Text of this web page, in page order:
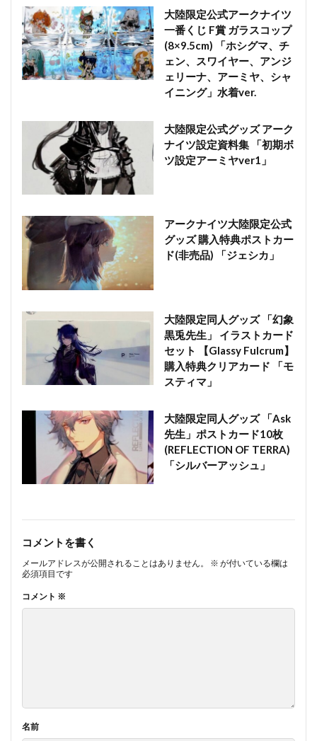
大陸限定公式アークナイツ
一番くじ F賞 ガラスコップ
(8×9.5cm) 「ホシグマ、チ
ェン、スワイヤー、アンジ
ェリーナ、アーミヤ、シャ
イニング」水着ver.
大陸限定公式グッズ アーク
ナイツ設定資料集 「初期ボ
ツ設定アーミヤver1」
アークナイツ大陸限定公式
グッズ 購入特典ポストカー
ド(非売品) 「ジェシカ」
大陸限定同人グッズ 「幻象
黒兎先生」 イラストカード
セット 【Glassy Fulcrum】
購入特典クリアカード 「モ
スティマ」
大陸限定同人グッズ 「Ask
先生」ポストカード10枚
(REFLECTION OF TERRA)
「シルバーアッシュ」
コメントを書く
メールアドレスが公開されることはありません。 ※ が付いている欄は
必須項目です
コメント ※
名前